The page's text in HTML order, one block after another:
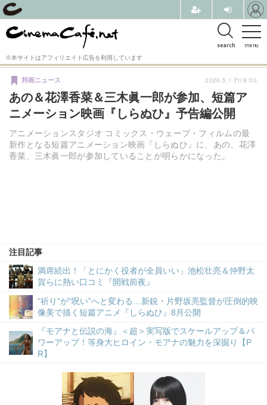
menu
search
※本サイトはアフィリエイト広告を利用しています
あの＆花澤香菜＆三木眞一郎が参加、短篇ア
ニメーション映画『しらぬひ』予告編公開
アニメーションスタジオ コミックス・ウェーブ・フィルムの最
新作となる短篇アニメーション映画『しらぬひ』に、あの、花澤
香菜、三木眞一郎が参加していることが明らかになった。
邦画ニュース
注目記事
満席続出！「とにかく役者が全員いい」池松壮亮＆仲野太
賀らに熱い口コミ『開戦前夜』
“祈り”が“呪い”へと変わる…新鋭・片野坂亮監督が圧倒的映
像美で描く短篇アニメ『しらぬひ』8月公開
『モアナと伝説の海』＜超＞実写版でスケールアップ＆パ
ワーアップ！等身大ヒロイン・モアナの魅力を深掘り【P
R】
2026.5.1 Fri 8:00